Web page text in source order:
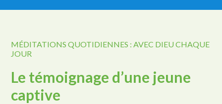
MÉDITATIONS QUOTIDIENNES : AVEC DIEU CHAQUE
JOUR
Le témoignage d’une jeune
captive